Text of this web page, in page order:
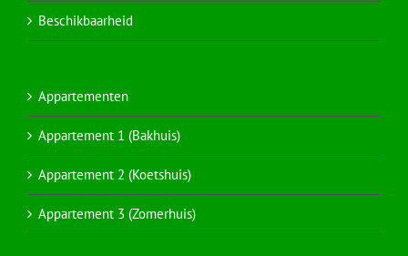
Beschikbaarheid
Appartementen
Appartement 1 (Bakhuis)
Appartement 2 (Koetshuis)
Appartement 3 (Zomerhuis)